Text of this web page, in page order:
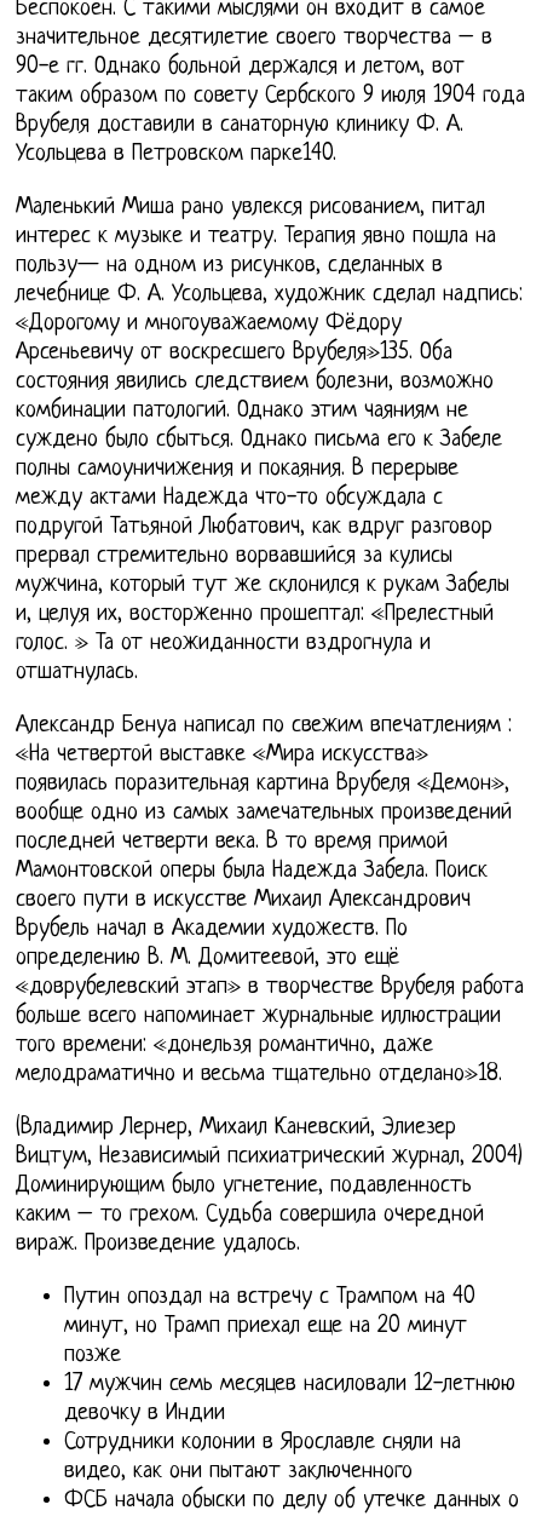
Беспокоен. С такими мыслями он входит в самое
значительное десятилетие своего творчества – в
90-е гг. Однако больной держался и летом, вот
таким образом по совету Сербского 9 июля 1904 года
Врубеля доставили в санаторную клинику Ф. А.
Усольцева в Петровском парке140.
Маленький Миша рано увлекся рисованием, питал
интерес к музыке и театру. Терапия явно пошла на
пользу— на одном из рисунков, сделанных в
лечебнице Ф. А. Усольцева, художник сделал надпись:
«Дорогому и многоуважаемому Фёдору
Арсеньевичу от воскресшего Врубеля»135. Оба
состояния явились следствием болезни, возможно
комбинации патологий. Однако этим чаяниям не
суждено было сбыться. Однако письма его к Забеле
полны самоуничижения и покаяния. В перерыве
между актами Надежда что-то обсуждала с
подругой Татьяной Любатович, как вдруг разговор
прервал стремительно ворвавшийся за кулисы
мужчина, который тут же склонился к рукам Забелы
и, целуя их, восторженно прошептал: «Прелестный
голос. » Та от неожиданности вздрогнула и
отшатнулась.
Александр Бенуа написал по свежим впечатлениям :
«На четвертой выставке «Мира искусства»
появилась поразительная картина Врубеля «Демон»,
вообще одно из самых замечательных произведений
последней четверти века. В то время примой
Мамонтовской оперы была Надежда Забела. Поиск
своего пути в искусстве Михаил Александрович
Врубель начал в Академии художеств. По
определению В. М. Домитеевой, это ещё
«доврубелевский этап» в творчестве Врубеля работа
больше всего напоминает журнальные иллюстрации
того времени: «донельзя романтично, даже
мелодраматично и весьма тщательно отделано»18.
(Владимир Лернер, Михаил Каневский, Элиезер
Вицтум, Независимый психиатрический журнал, 2004)
Доминирующим было угнетение, подавленность
каким – то грехом. Судьба совершила очередной
вираж. Произведение удалось.
Путин опоздал на встречу с Трампом на 40
минут, но Трамп приехал еще на 20 минут
позже
17 мужчин семь месяцев насиловали 12-летнюю
девочку в Индии
Сотрудники колонии в Ярославле сняли на
видео, как они пытают заключенного
ФСБ начала обыски по делу об утечке данных о